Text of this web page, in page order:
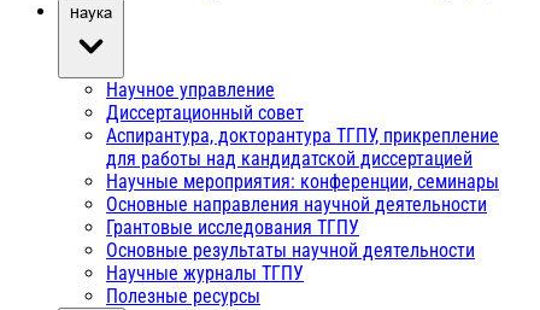
Наука
Научное управление
Диссертационный совет
Аспирантура, докторантура ТГПУ, прикрепление
для работы над кандидатской диссертацией
Научные мероприятия: конференции, семинары
Основные направления научной деятельности
Грантовые исследования ТГПУ
Основные результаты научной деятельности
Научные журналы ТГПУ
Полезные ресурсы